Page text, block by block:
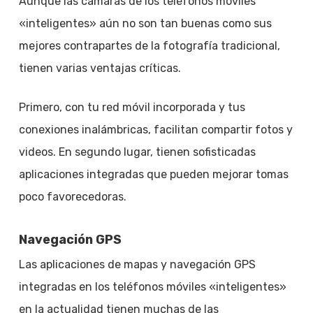
«inteligentes» aún no son tan buenas como sus
mejores contrapartes de la fotografía tradicional,
tienen varias ventajas críticas.
Primero, con tu red móvil incorporada y tus
conexiones inalámbricas, facilitan compartir fotos y
videos. En segundo lugar, tienen sofisticadas
aplicaciones integradas que pueden mejorar tomas
poco favorecedoras.
Navegación GPS
Las aplicaciones de mapas y navegación GPS
integradas en los teléfonos móviles «inteligentes»
en la actualidad tienen muchas de las